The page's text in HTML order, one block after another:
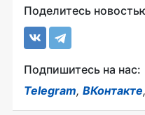
Поделитесь
Подпишитесь на нас:
Telegram, ВКонтакте,